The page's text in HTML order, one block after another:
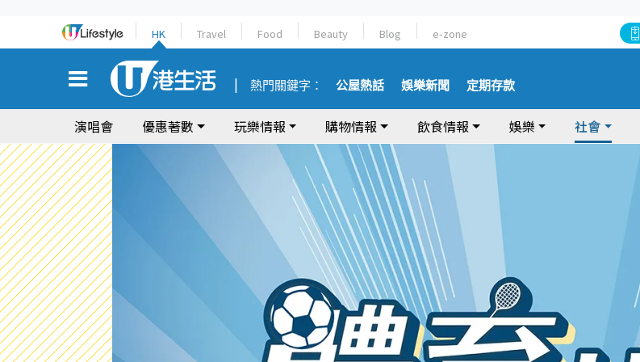
HK Travel Food Beauty Blog e-zone
熱門關鍵字： 公屋熱話 娛樂新聞 定期存款
演唱會 優惠著數 玩樂情報 購物情報 飲食情報 娛樂 社會